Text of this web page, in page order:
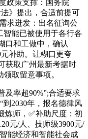
政策支撑：国务院
法》提出，合适前提可
求迸发：出名征询公
智能已被使用于各行各
口和工做中，确认
补助。让糊口更夸
获取广州最新考据时
取留意事项。
率超90%”;合适要求
到2030年，报名德律风
炼师，✅补助尺度：初
元/人、技师级3900元/
能经济和智能社会成